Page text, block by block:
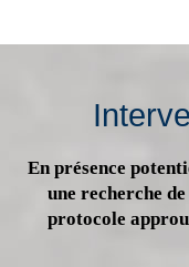
En présence
une recherche
protocole